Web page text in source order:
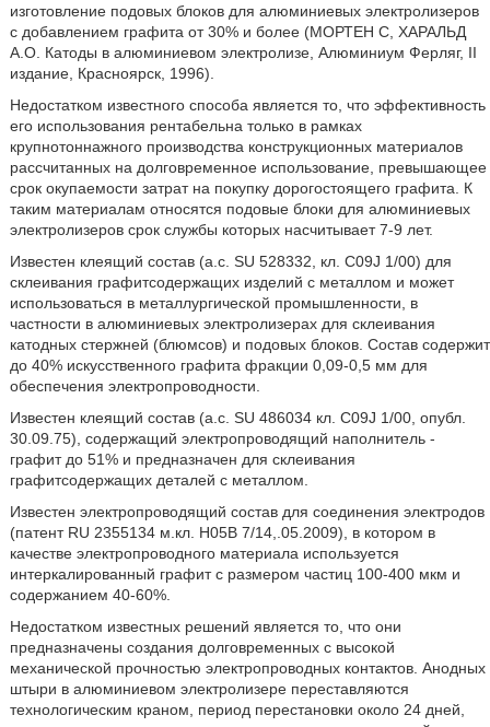
изготовление подовых блоков для алюминиевых электролизеров
с добавлением графита от 30% и более (МОРТЕН С, ХАРАЛЬД
А.О. Катоды в алюминиевом электролизе, Алюминиум Ферляг, II
издание, Красноярск, 1996).
Недостатком известного способа является то, что эффективность
его использования рентабельна только в рамках
крупнотоннажного производства конструкционных материалов
рассчитанных на долговременное использование, превышающее
срок окупаемости затрат на покупку дорогостоящего графита. К
таким материалам относятся подовые блоки для алюминиевых
электролизеров срок службы которых насчитывает 7-9 лет.
Известен клеящий состав (а.с. SU 528332, кл. C09J 1/00) для
склеивания графитсодержащих изделий с металлом и может
использоваться в металлургической промышленности, в
частности в алюминиевых электролизерах для склеивания
катодных стержней (блюмсов) и подовых блоков. Состав содержит
до 40% искусственного графита фракции 0,09-0,5 мм для
обеспечения электропроводности.
Известен клеящий состав (а.с. SU 486034 кл. C09J 1/00, опубл.
30.09.75), содержащий электропроводящий наполнитель -
графит до 51% и предназначен для склеивания
графитсодержащих деталей с металлом.
Известен электропроводящий состав для соединения электродов
(патент RU 2355134 м.кл. Н05В 7/14,.05.2009), в котором в
качестве электропроводного материала используется
интеркалированный графит с размером частиц 100-400 мкм и
содержанием 40-60%.
Недостатком известных решений является то, что они
предназначены создания долговременных с высокой
механической прочностью электропроводных контактов. Анодных
штыри в алюминиевом электролизере переставляются
технологическим краном, период перестановки около 24 дней,